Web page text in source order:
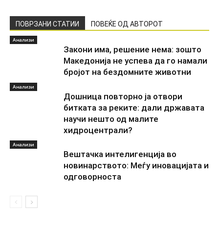
ПОВРЗАНИ СТАТИИ ПОВЕЌЕ ОД АВТОРОТ
Анализи
Закони има, решение нема: зошто
Македонија не успева да го намали
бројот на бездомните животни
Анализи
Дошница повторно ја отвори
битката за реките: дали државата
научи нешто од малите
хидроцентрали?
Анализи
Вештачка интелигенција во
новинарството: Меѓу иновацијата и
одговорноста